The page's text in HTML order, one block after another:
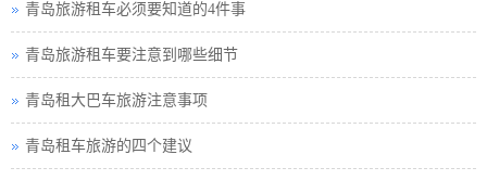
青岛旅游租车必须要知道的4件事
青岛旅游租车要注意到哪些细节
青岛租大巴车旅游注意事项
青岛租车旅游的四个建议